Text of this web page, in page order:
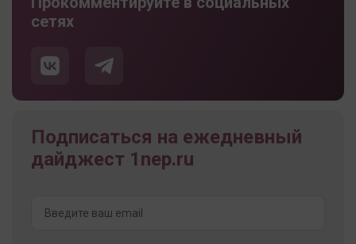
сетях
Подписаться на ежедневный
дайджест 1nep.ru